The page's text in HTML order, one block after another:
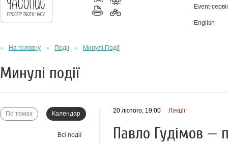
Event-
English
На головну Події Минулі Події
Минулі події
По темах Календар
Всі події
20 лютого, 19:00 Лекції
Павло Гудімов —